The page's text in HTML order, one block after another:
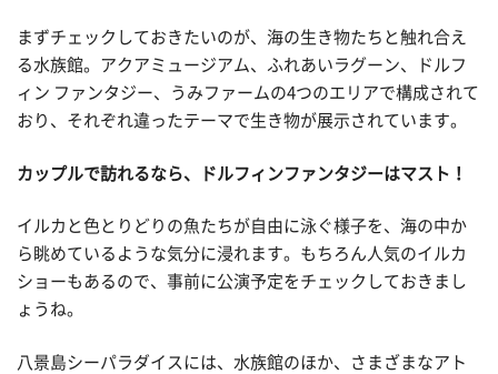
まずチェックしておきたいのが、海の生き物たちと触れ合え
る水族館。アクアミュージアム、ふれあいラグーン、ドルフ
ィン ファンタジー、うみファームの4つのエリアで構成されて
おり、それぞれ違ったテーマで生き物が展示されています。
カップルで訪れるなら、ドルフィンファンタジーはマスト！
イルカと色とりどりの魚たちが自由に泳ぐ様子を、海の中か
ら眺めているような気分に浸れます。もちろん人気のイルカ
ショーもあるので、事前に公演予定をチェックしておきまし
ょうね。
八景島シーパラダイスには、水族館のほか、さまざまなアト